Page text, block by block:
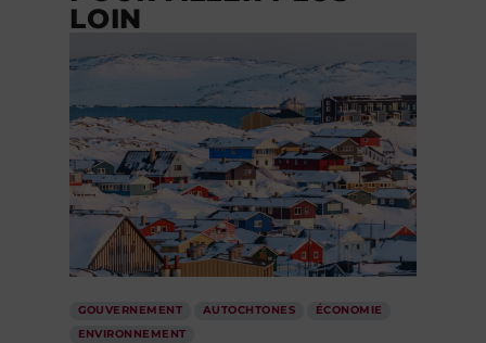
LOIN
GOUVERNEMENT AUTOCHTONES
ÉCONOMIE
ENVIRONNEMENT